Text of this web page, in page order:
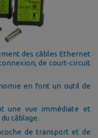
des câbles Ethernet
de court-circuit
en font un outil de
une vue immédiate et
câblage.
de transport et de